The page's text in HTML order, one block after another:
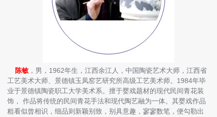
陈敏 ，男，1962年生，江西余江人，中国陶瓷艺术大师，江西省
工艺美术大师、景德镇玉凤窑艺研究所高级工艺美术师。1984年毕
业于景德镇陶瓷职工大学美术系。擅于婴戏题材的现代民间青花装
饰， 作品将传统的民间青花手法和现代陶艺融为一体。其婴戏作品
粗看似曾相识，细品则新颖别致，别具意趣，寥寥数笔，便勾勒出